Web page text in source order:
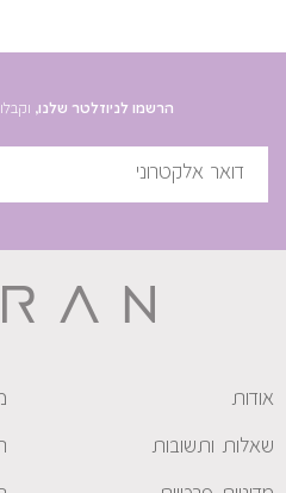
הרשמו לניוזלטר שלנו,
אודות
שאלות ותשובות